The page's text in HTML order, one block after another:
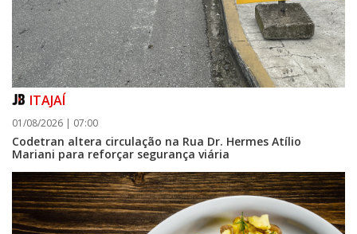
ITAJAÍ
01/08/2026 | 07:00
Codetran altera circulação na Rua Dr. Hermes Atílio
Mariani para reforçar segurança viária